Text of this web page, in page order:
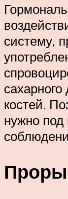
систему,
сахарного
костей.
нужно под